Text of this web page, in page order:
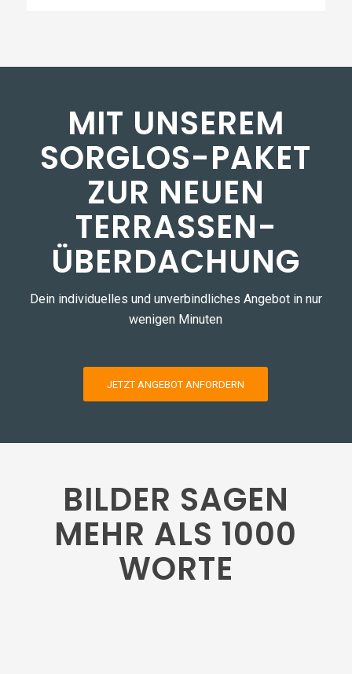
MIT UNSEREM
SORGLOS-PAKET
ZUR NEUEN
TERRASSEN­
ÜBERDACHUNG
Dein individuelles und unverbindliches Angebot in nur
wenigen Minuten
JETZT ANGEBOT ANFORDERN
BILDER SAGEN
MEHR ALS 1000
WORTE